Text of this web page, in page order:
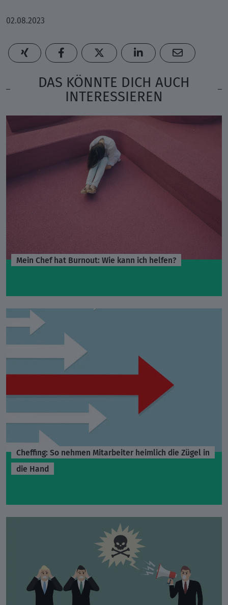
02.08.2023
DAS KÖNNTE DICH AUCH
INTERESSIEREN
Mein Chef hat Burnout: Wie kann ich helfen?
Cheffing: So nehmen Mitarbeiter heimlich die Zügel in
die Hand